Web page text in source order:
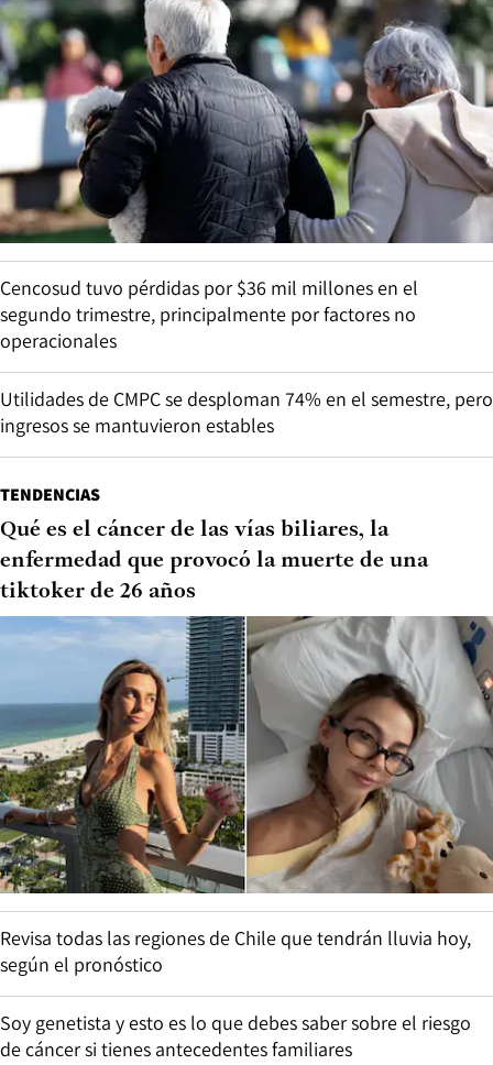
Cencosud tuvo pérdidas por $36 mil millones en el
segundo trimestre, principalmente por factores no
operacionales
Utilidades de CMPC se desploman 74% en el semestre, pero
ingresos se mantuvieron estables
TENDENCIAS
Qué es el cáncer de las vías biliares, la
enfermedad que provocó la muerte de una
tiktoker de 26 años
Revisa todas las regiones de Chile que tendrán lluvia hoy,
según el pronóstico
Soy genetista y esto es lo que debes saber sobre el riesgo
de cáncer si tienes antecedentes familiares